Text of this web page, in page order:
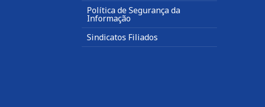
Política de Segurança da
Informação
Sindicatos Filiados